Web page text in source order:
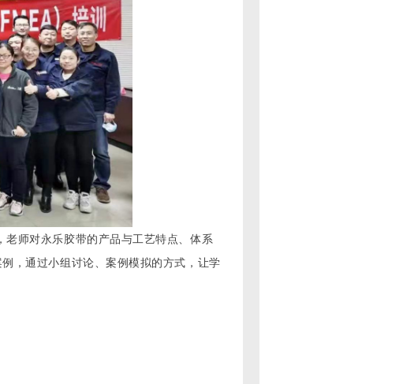
师对永乐胶带的产品与工艺特点、体系
，通过小组讨论、案例模拟的方式，让学